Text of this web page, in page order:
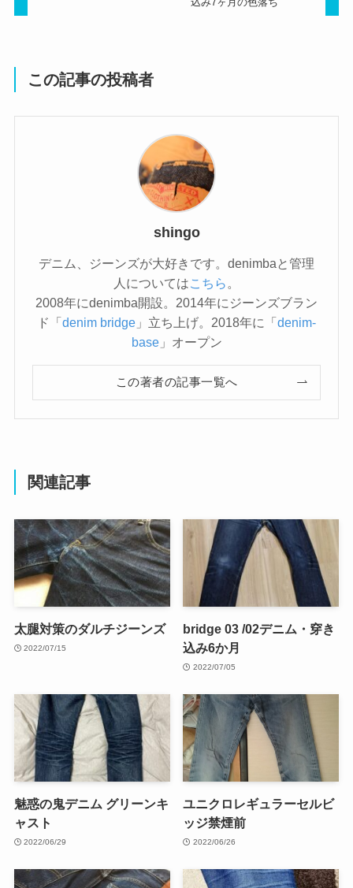
この記事の投稿者
shingo
デニム、ジーンズが大好きです。denimbaと管理
人についてはこちら 。
2008年にdenimba開設。2014年にジーンズブラン
ド「denim bridge 」立ち上げ。2018年に「denim-
base」オープン
この著者の記事一覧へ
関連記事
太腿対策のダルチジーンズ
2022/07/15
bridge 03 /02デニム・穿き
込み6か月
2022/07/05
魅惑の鬼デニム グリーンキ
ャスト
2022/06/29
ユニクロレギュラーセルビ
ッジ禁煙前
2022/06/26